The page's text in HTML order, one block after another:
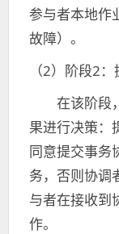
参与者本地作
故障）。
（2）阶段2
在该阶段，
果进行决策：
同意提交事务
务，否则协调
与者在接收到
作。